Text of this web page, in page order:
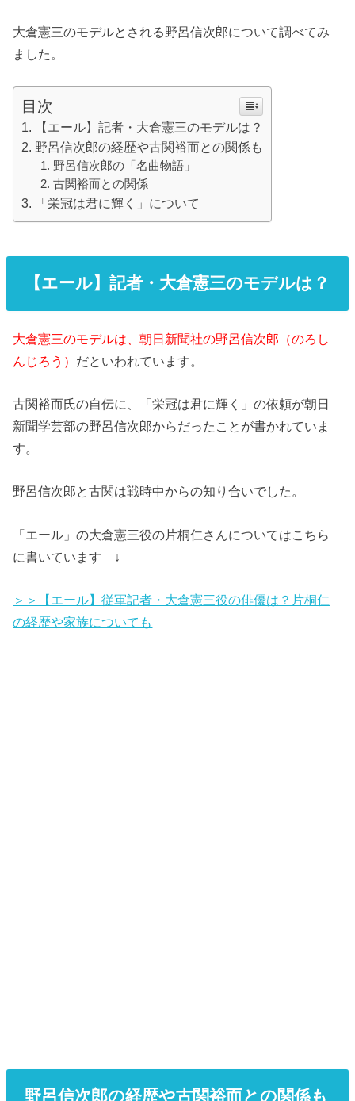
大倉憲三のモデルとされる野呂信次郎について調べてみ
ました。
目次
【エール】記者・大倉憲三のモデルは？
野呂信次郎の経歴や古関裕而との関係も
野呂信次郎の「名曲物語」
古関裕而との関係
「栄冠は君に輝く」について
【エール】記者・大倉憲三のモデルは？
大倉憲三のモデルは、朝日新聞社の野呂信次郎（のろし
んじろう） だといわれています。
古関裕而氏の自伝に、「栄冠は君に輝く」の依頼が朝日
新聞学芸部の野呂信次郎からだったことが書かれていま
す。
野呂信次郎と古関は戦時中からの知り合いでした。
「エール」の大倉憲三役の片桐仁さんについてはこちら
に書いています ↓
＞＞【エール】従軍記者・大倉憲三役の俳優は？片桐仁
の経歴や家族についても
野呂信次郎の経歴や古関裕而との関係も